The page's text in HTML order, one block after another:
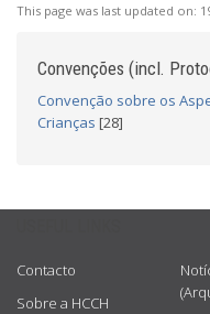
This page was last updated on:
Convenções (incl.
Convenção sobre os
Crianças [28]
Contacto
Sobre a HCCH